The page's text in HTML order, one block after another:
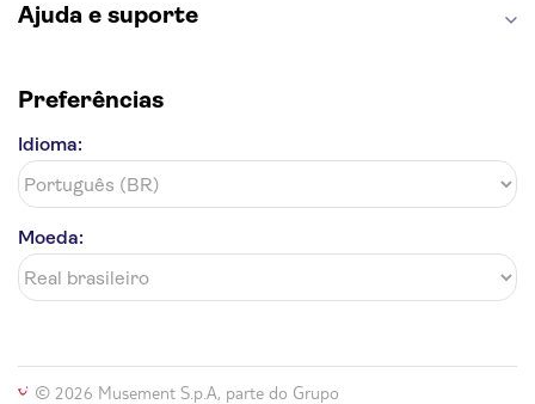
Ajuda e suporte
Preferências
Idioma:
Moeda:
© 2026 Musement S.p.A, parte do Grupo